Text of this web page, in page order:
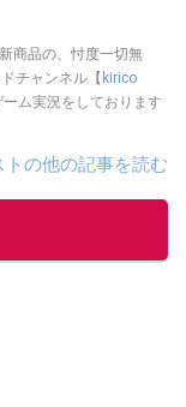
商品の、忖度一切無
チャンネル【 kirico
ム実況をしております
トの他の記事を読む